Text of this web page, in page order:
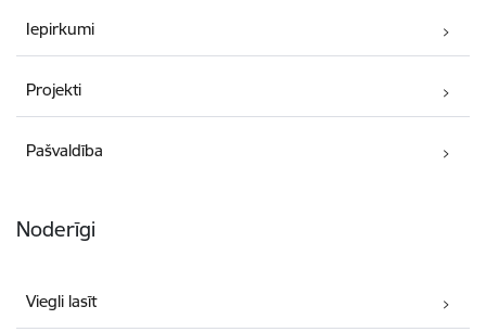
Iepirkumi
Projekti
Pašvaldība
Noderīgi
Viegli lasīt